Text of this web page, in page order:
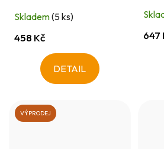
Skladem(5 ks)
458 Kč
DETAIL
647
VÝPRODEJ